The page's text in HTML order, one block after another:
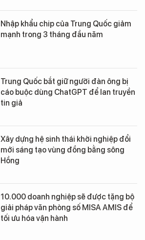
Nhập khẩu chip của Trung Quốc giảm
mạnh trong 3 tháng đầu năm
Trung Quốc bắt giữ người đàn ông bị
cáo buộc dùng ChatGPT để lan truyền
tin giả
Xây dựng hệ sinh thái khởi nghiệp đổi
mới sáng tạo vùng đồng bằng sông
Hồng
10.000 doanh nghiệp sẽ được tặng bộ
giải pháp văn phòng số MISA AMIS để
tối ưu hóa vận hành